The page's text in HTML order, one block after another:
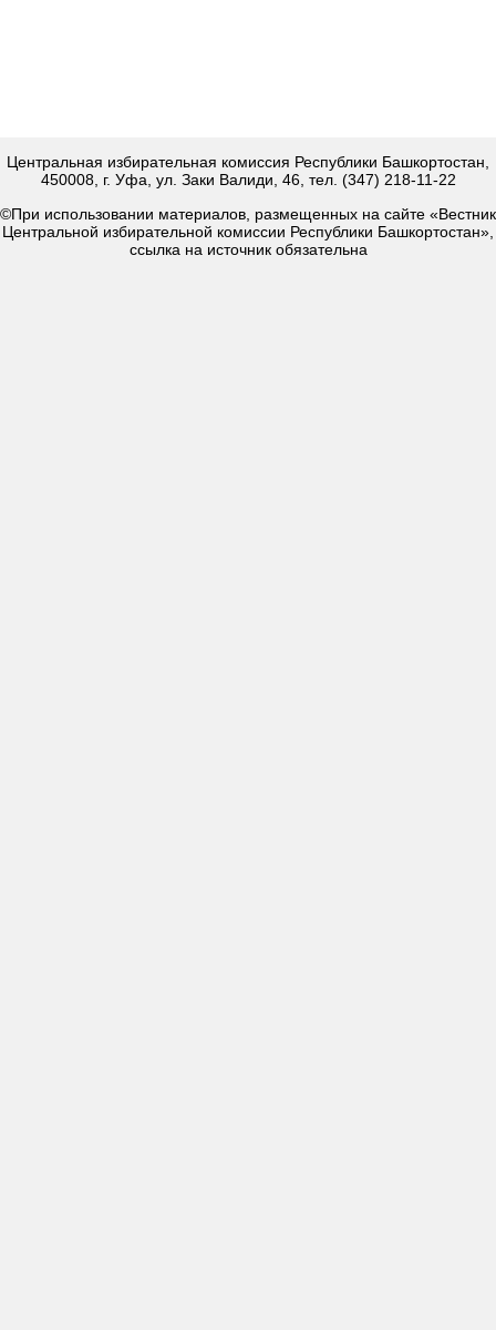
Центральная избирательная комиссия Республики Башкортостан,
450008, г. Уфа, ул. Заки Валиди, 46, тел. (347) 218-11-22
©При использовании материалов, размещенных на сайте «Вестник
Центральной избирательной комиссии Республики Башкортостан»,
ссылка на источник обязательна